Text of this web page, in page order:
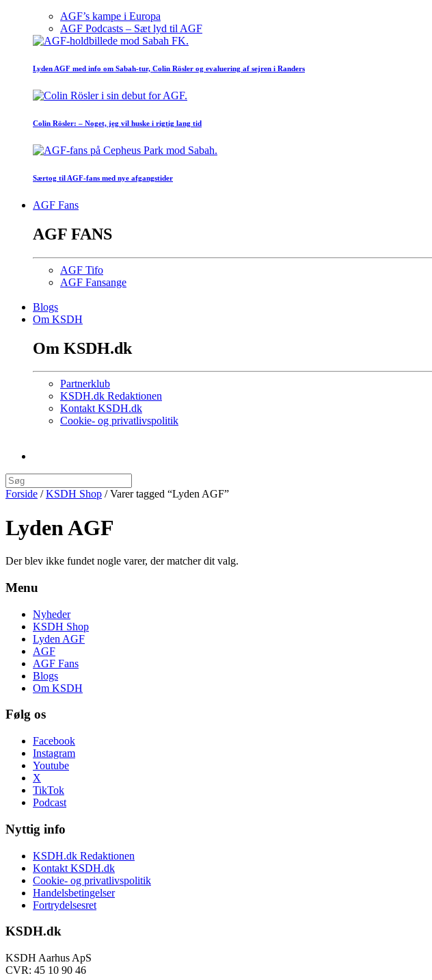
AGF’s kampe i Europa
AGF Podcasts – Sæt lyd til AGF
Lyden AGF med info om Sabah-tur, Colin Rösler og evaluering af sejren i Randers
Colin Rösler: – Noget, jeg vil huske i rigtig lang tid
Særtog til AGF-fans med nye afgangstider
AGF Fans
AGF FANS
AGF Tifo
AGF Fansange
Blogs
Om KSDH
Om KSDH.dk
Partnerklub
KSDH.dk Redaktionen
Kontakt KSDH.dk
Cookie- og privatlivspolitik
Forside /KSDH Shop / Varer tagged “Lyden AGF”
Lyden AGF
Der blev ikke fundet nogle varer, der matcher dit valg.
Menu
Nyheder
KSDH Shop
Lyden AGF
AGF
AGF Fans
Blogs
Om KSDH
Følg os
Facebook
Instagram
Youtube
X
TikTok
Podcast
Nyttig info
KSDH.dk Redaktionen
Kontakt KSDH.dk
Cookie- og privatlivspolitik
Handelsbetingelser
Fortrydelsesret
KSDH.dk
KSDH Aarhus ApS
CVR: 45 10 90 46